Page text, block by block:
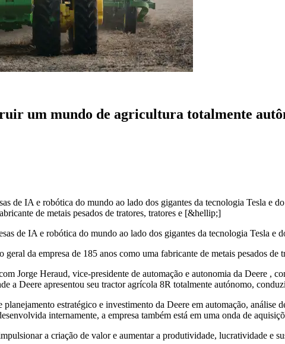
um mundo de agricultura totalmente
de IA e robótica do mundo ao lado dos gigantes da tecnologia Tesla e
de metais pesados ​​de tratores, tratores e [&hellip;]
de IA e robótica do mundo ao lado dos gigantes da tecnologia Tesla e
da empresa de 185 anos como uma fabricante de metais pesados
Jorge Heraud, vice-presidente de automação e autonomia da Deere
a Deere apresentou seu tractor agrícola 8R totalmente autónomo,
estratégico e investimento da Deere em automação, análise
internamente, a empresa também está em uma onda de
a criação de valor e aumentar a produtividade, lucratividade e